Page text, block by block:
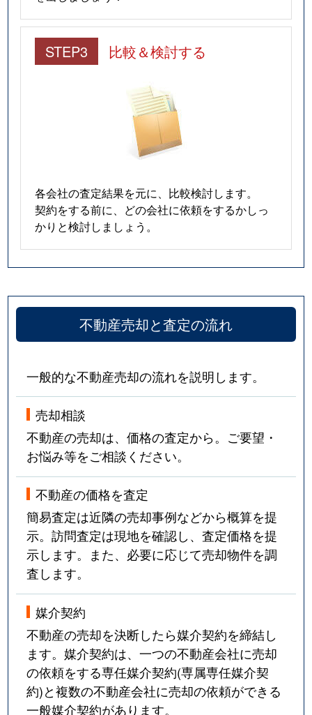
STEP3 比較＆検討する
各会社の査定結果を元に、比較検討します。
契約をする前に、どの会社に依頼をするかしっ
かりと検討しましょう。
不動産売却と査定の流れ
一般的な不動産売却の流れを説明します。
売却相談
不動産の売却は、価格の査定から。ご要望・
お悩み等をご相談ください。
不動産の価格を査定
簡易査定は近隣の売却事例などから概算を提
示。訪問査定は現地を確認し、査定価格を提
示します。また、必要に応じて売却物件を調
査します。
媒介契約
不動産の売却を決断したら媒介契約を締結し
ます。媒介契約は、一つの不動産会社に売却
の依頼をする専任媒介契約(専属専任媒介契
約)と複数の不動産会社に売却の依頼ができる
一般媒介契約があります。